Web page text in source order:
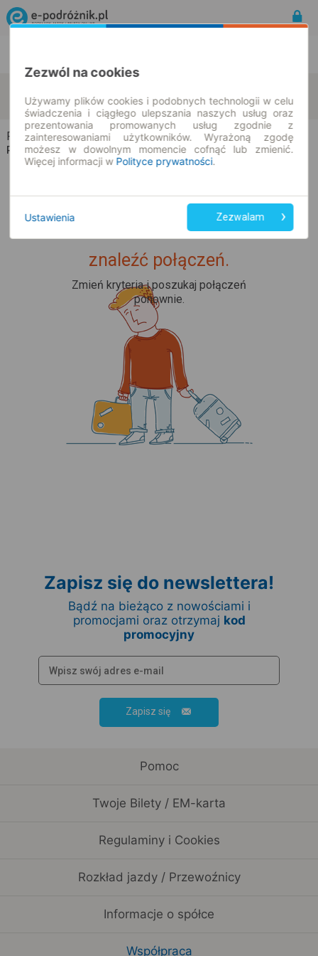
09.08.2026 | -- : --
zmień kryteria
Rutka → Potasznia
Rozkład jazdy i bilety
Upss... Nie udało nam się
znaleźć połączeń.
Zmień kryteria i poszukaj połączeń
ponownie.
Zapisz się do newslettera!
Bądź na bieżąco z nowościami i
promocjami oraz otrzymaj kod
promocyjny
Zapisz się
Pomoc
Twoje Bilety / EM-karta
Regulaminy i Cookies
Rozkład jazdy / Przewoźnicy
Informacje o spółce
Współpraca
Zezwól na cookies
Używamy plików cookies i podobnych technologii w celu
świadczenia i ciągłego ulepszania naszych usług oraz
prezentowania promowanych usług zgodnie z
zainteresowaniami użytkowników. Wyrażoną zgodę
możesz w dowolnym momencie cofnąć lub zmienić.
Więcej informacji w Polityce prywatności.
Ustawienia Zezwalam